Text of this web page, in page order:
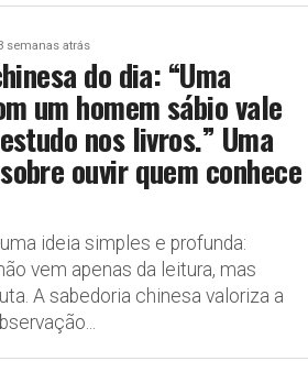
semanas atrás
do dia: “Uma
um homem sábio vale
nos livros.” Uma
ouvir quem conhece
ideia simples e profunda:
vem apenas da leitura, mas
A sabedoria chinesa valoriza a